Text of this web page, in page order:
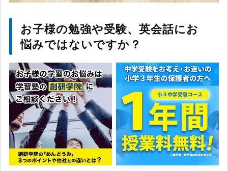
お子様の勉強や受験、英会話にお
悩みではないですか？